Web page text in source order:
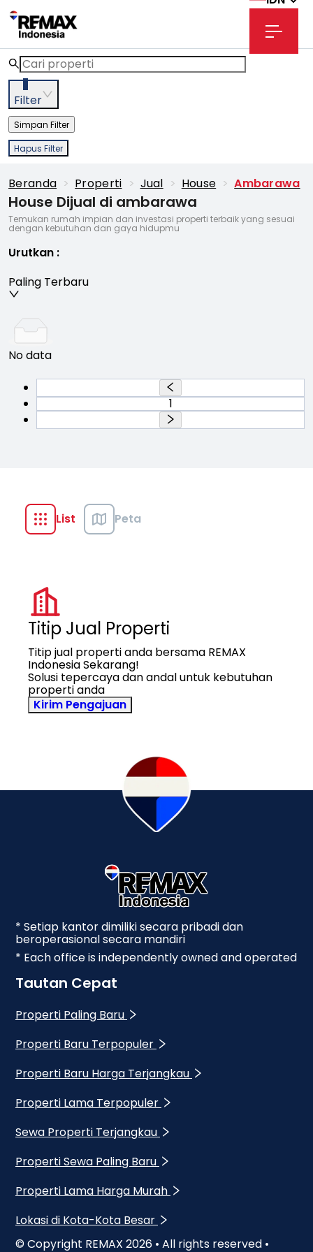
3
Filter
Simpan Filter
Hapus Filter
Beranda > Properti > Jual > House > Ambarawa
House Dijual di ambarawa
Temukan rumah impian dan investasi properti terbaik yang sesuai
dengan kebutuhan dan gaya hidupmu
Urutkan :
Paling Terbaru
No data
1
List Peta
Titip Jual Properti
Titip jual properti anda bersama REMAX
Indonesia Sekarang!
Solusi tepercaya dan andal untuk kebutuhan
properti anda
Kirim Pengajuan
* Setiap kantor dimiliki secara pribadi dan
beroperasional secara mandiri
* Each office is independently owned and operated
Tautan Cepat
Properti Paling Baru
Properti Baru Terpopuler
Properti Baru Harga Terjangkau
Properti Lama Terpopuler
Sewa Properti Terjangkau
Properti Sewa Paling Baru
Properti Lama Harga Murah
Lokasi di Kota-Kota Besar
© Copyright REMAX 2026 • All rights reserved •